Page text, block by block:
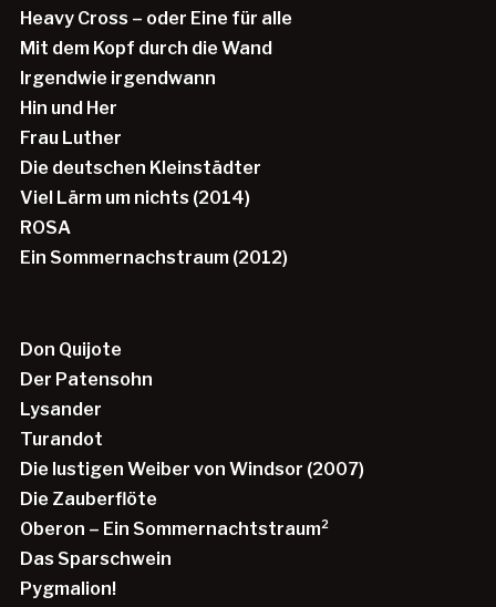
Heavy Cross – oder Eine für alle
Mit dem Kopf durch die Wand
Irgendwie irgendwann
Hin und Her
Frau Luther
Die deutschen Kleinstädter
Viel Lärm um nichts (2014)
ROSA
Ein Sommernachstraum (2012)
Don Quijote
Der Patensohn
Lysander
Turandot
Die lustigen Weiber von Windsor (2007)
Die Zauberflöte
Oberon – Ein Sommernachtstraum²
Das Sparschwein
Pygmalion!